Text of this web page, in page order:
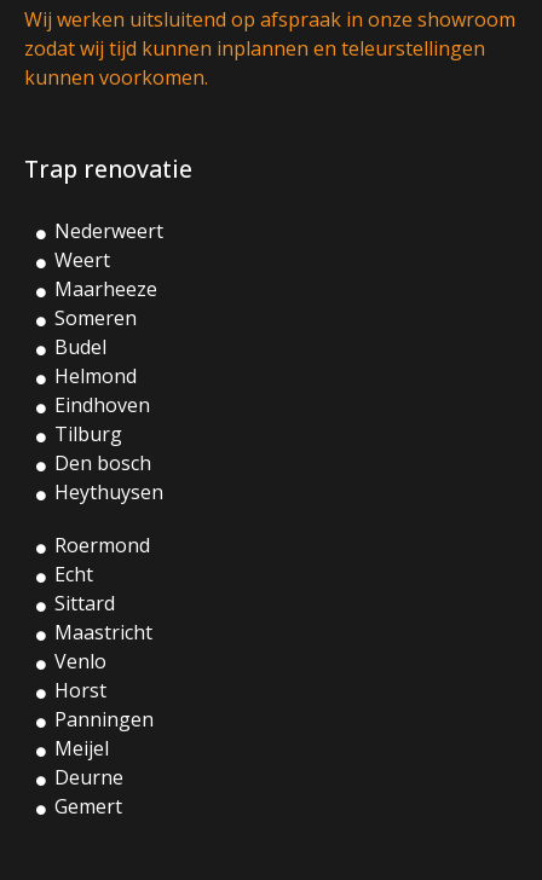
Wij werken uitsluitend op afspraak in onze showroom
zodat wij tijd kunnen inplannen en teleurstellingen
kunnen voorkomen.
Trap renovatie
Nederweert
Weert
Maarheeze
Someren
Budel
Helmond
Eindhoven
Tilburg
Den bosch
Heythuysen
Roermond
Echt
Sittard
Maastricht
Venlo
Horst
Panningen
Meijel
Deurne
Gemert